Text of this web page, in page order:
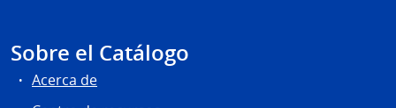
Sobre el Catálogo
Acerca de